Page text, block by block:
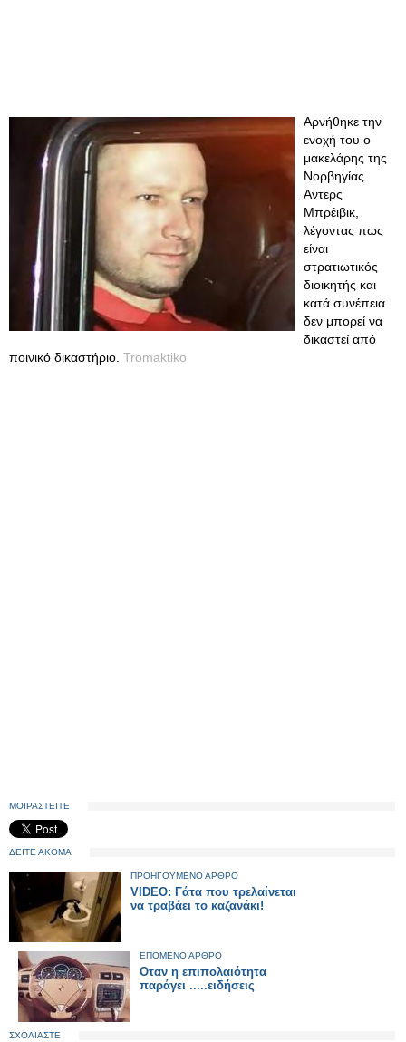
Αρνήθηκε την
ενοχή του ο
μακελάρης της
Νορβηγίας
Αντερς
Μπρέιβικ,
λέγοντας πως
είναι
στρατιωτικός
διοικητής και
κατά συνέπεια
δεν μπορεί να
δικαστεί από
ποινικό δικαστήριο. Tromaktiko
ΜΟΙΡΑΣΤΕΙΤΕ
ΔΕΙΤΕ ΑΚΟΜΑ
ΠΡΟΗΓΟΥΜΕΝΟ ΑΡΘΡΟ
VIDEO: Γάτα που τρελαίνεται
να τραβάει το καζανάκι!
ΕΠΟΜΕΝΟ ΑΡΘΡΟ
Οταν η επιπολαιότητα
παράγει .....ειδήσεις
ΣΧΟΛΙΑΣΤΕ